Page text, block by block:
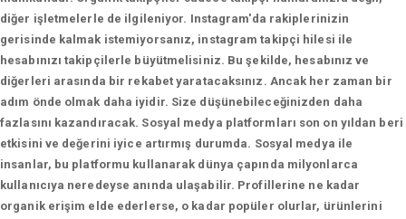
diğer işletmelerle de ilgileniyor. Instagram'da rakiplerinizin
gerisinde kalmak istemiyorsanız, instagram takipçi hilesi ile
hesabınızı takipçilerle büyütmelisiniz. Bu şekilde, hesabınız ve
diğerleri arasında bir rekabet yaratacaksınız. Ancak her zaman bir
adım önde olmak daha iyidir. Size düşünebileceğinizden daha
fazlasını kazandıracak. Sosyal medya platformları son on yıldan beri
etkisini ve değerini iyice artırmış durumda. Sosyal medya ile
insanlar, bu platformu kullanarak dünya çapında milyonlarca
kullanıcıya neredeyse anında ulaşabilir. Profillerine ne kadar
organik erişim elde ederlerse, o kadar popüler olurlar, ürünlerini